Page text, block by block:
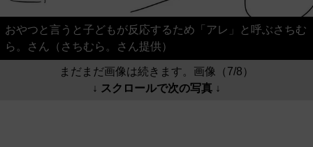
おやつと言うと子どもが反応するため「アレ」と呼ぶさちむ
ら。さん（さちむら。さん提供）
まだまだ画像は続きます。画像（7/8）
↓ スクロールで次の写真 ↓